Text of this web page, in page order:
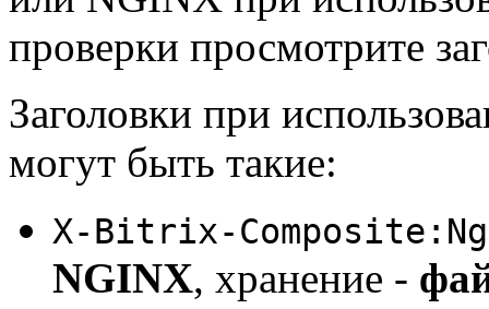
проверки просмотрите
Заголовки при
могут быть такие:
X-Bitrix-
NGINX, хранение -